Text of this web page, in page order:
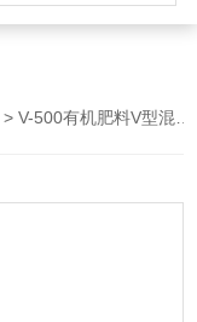
> V-500有机肥料V型混合机